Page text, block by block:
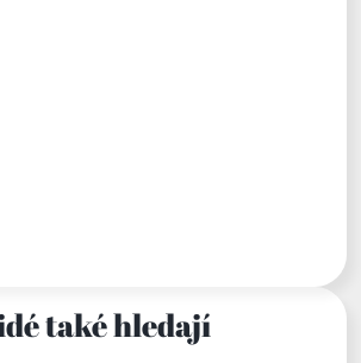
také hledají